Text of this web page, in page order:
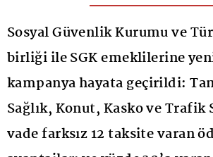
Sosyal Güvenlik Kurumu ve
birliği ile SGK emeklilerine
kampanya hayata geçirildi:
Sağlık, Konut, Kasko ve Trafik
vade farksız 12 taksite varan